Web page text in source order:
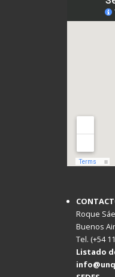
Roque
Buenos
Tel. (+54
Listado